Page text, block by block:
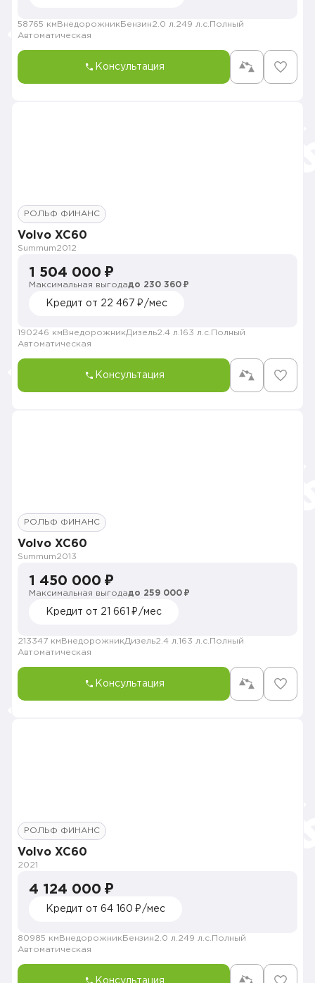
58765 км Внедорожник Бензин2.0 л. 249 л.с. Полный
Автоматическая
Консультация
РОЛЬФ ФИНАНС
Volvo XC60
Summum2012
1 504 000 ₽
Максимальная выгодадо 230 360 ₽
Кредит от 22 467 ₽/мес
190246 км ВнедорожникДизель2.4 л. 163 л.с. Полный
Автоматическая
Консультация
РОЛЬФ ФИНАНС
Volvo XC60
Summum2013
1 450 000 ₽
Максимальная выгодадо 259 000 ₽
Кредит от 21 661 ₽/мес
213347 км ВнедорожникДизель2.4 л. 163 л.с. Полный
Автоматическая
Консультация
РОЛЬФ ФИНАНС
Volvo XC60
2021
4 124 000 ₽
Кредит от 64 160 ₽/мес
80985 км Внедорожник Бензин2.0 л. 249 л.с. Полный
Автоматическая
Консультация